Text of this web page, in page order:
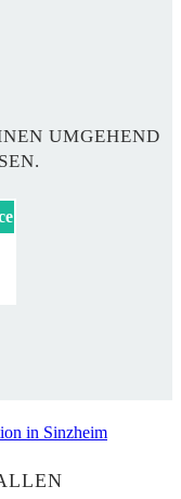
UMGEHEND
in Sinzheim